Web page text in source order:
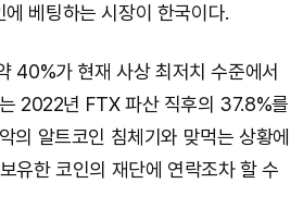
베팅하는 시장이 한국이다.
40%가 현재 사상 최저치 수준에서
2022년 FTX 파산 직후의 37.8%를
의 알트코인 침체기와 맞먹는 상황에
유한 코인의 재단에 연락조차 할 수